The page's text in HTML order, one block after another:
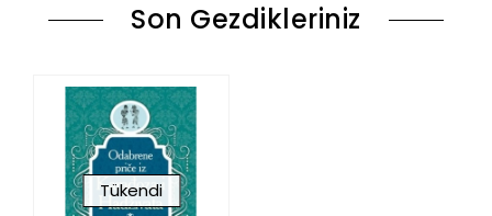
Son Gezdikleriniz
Tükendi